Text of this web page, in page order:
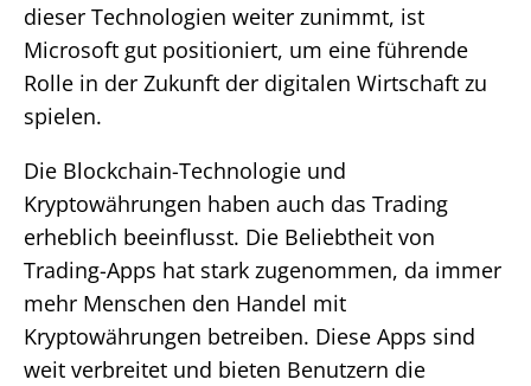
dieser Technologien weiter zunimmt, ist
Microsoft gut positioniert, um eine führende
Rolle in der Zukunft der digitalen Wirtschaft zu
spielen.
Die Blockchain-Technologie und
Kryptowährungen haben auch das Trading
erheblich beeinflusst. Die Beliebtheit von
Trading-Apps hat stark zugenommen, da immer
mehr Menschen den Handel mit
Kryptowährungen betreiben. Diese Apps sind
weit verbreitet und bieten Benutzern die